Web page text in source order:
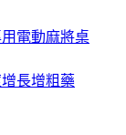
電動麻將桌
長增粗藥